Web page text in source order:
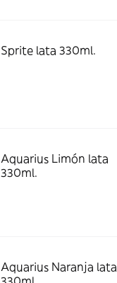
Sprite lata 330ml.
Aquarius Limón lata
330ml.
Aquarius Naranja lata